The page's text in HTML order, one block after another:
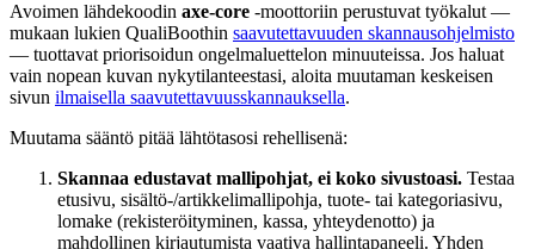
Avoimen lähdekoodin axe-core -moottoriin perustuvat työkalut —
mukaan lukien QualiBoothin saavutettavuuden skannausohjelmisto
— tuottavat priorisoidun ongelmaluettelon minuuteissa. Jos haluat
vain nopean kuvan nykytilanteestasi, aloita muutaman keskeisen
sivun ilmaisella saavutettavuusskannauksella.
Muutama sääntö pitää lähtötasosi rehellisenä:
Skannaa edustavat mallipohjat, ei koko sivustoasi. Testaa
etusivu, sisältö-/artikkelimallipohja, tuote- tai kategoriasivu,
lomake (rekisteröityminen, kassa, yhteydenotto) ja
mahdollinen kirjautumista vaativa hallintapaneeli. Yhden